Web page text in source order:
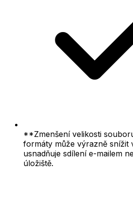
**Zmenšení velikosti
formáty může výrazně snížit
usnadňuje sdílení e-mailem
úložiště.